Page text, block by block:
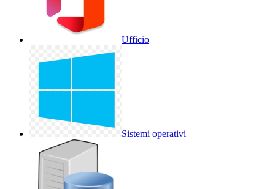
Ufficio
Sistemi operativi